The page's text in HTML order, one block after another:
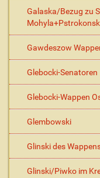
Galaska/Bezug zu
Gawdeszow
Glebocki-Senatoren
Glebocki-Wappen
Glembowski
Glinski des
Glinski/Piwko im